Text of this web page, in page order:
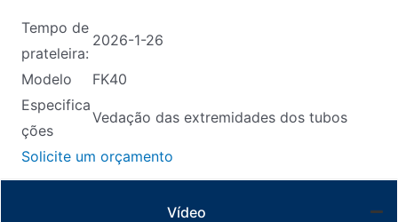
Tempo de
prateleira:
2026-1-26
Modelo
FK40
Especifica
ções
Vedação das extremidades dos tubos
Solicite um orçamento
Vídeo